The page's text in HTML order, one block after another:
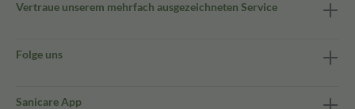
Vertraue unserem mehrfach ausgezeichneten Service
Folge uns
Sanicare App